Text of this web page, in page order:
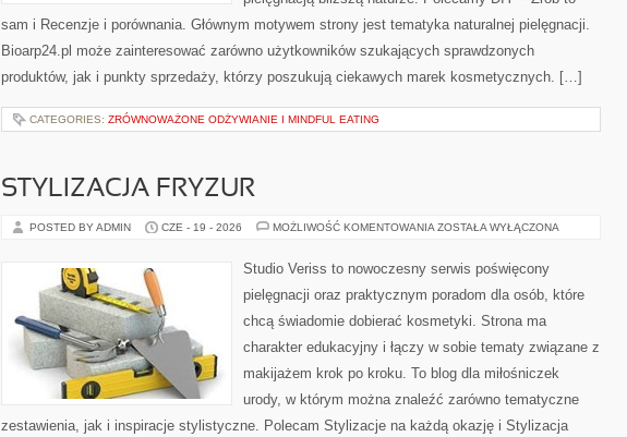
sam i Recenzje i porównania. Głównym motywem strony jest tematyka naturalnej pielęgnacji.
Bioarp24.pl może zainteresować zarówno użytkowników szukających sprawdzonych
produktów, jak i punkty sprzedaży, którzy poszukują ciekawych marek kosmetycznych. […]
CATEGORIES: ZRÓWNOWAŻONE ODŻYWIANIE I MINDFUL EATING
STYLIZACJA FRYZUR
POSTED BY ADMIN CZE - 19 - 2026 MOŻLIWOŚĆ KOMENTOWANIA STYLIZACJA
ZOSTAŁA WYŁĄCZONA
Studio Veriss to nowoczesny serwis poświęcony
pielęgnacji oraz praktycznym poradom dla osób, które
chcą świadomie dobierać kosmetyki. Strona ma
charakter edukacyjny i łączy w sobie tematy związane z
makijażem krok po kroku. To blog dla miłośniczek
urody, w którym można znaleźć zarówno tematyczne
zestawienia, jak i inspiracje stylistyczne. Polecam Stylizacje na każdą okazję i Stylizacja